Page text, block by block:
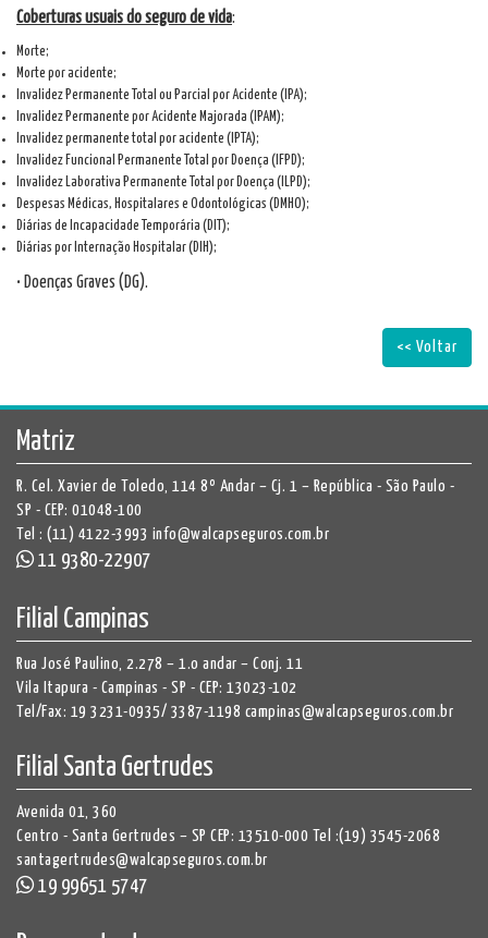
Coberturas usuais do seguro de vida:
Morte;
Morte por acidente;
Invalidez Permanente Total ou Parcial por Acidente (IPA);
Invalidez Permanente por Acidente Majorada (IPAM);
Invalidez permanente total por acidente (IPTA);
Invalidez Funcional Permanente Total por Doença (IFPD);
Invalidez Laborativa Permanente Total por Doença (ILPD);
Despesas Médicas, Hospitalares e Odontológicas (DMHO);
Diárias de Incapacidade Temporária (DIT);
Diárias por Internação Hospitalar (DIH);
• Doenças Graves (DG).
<< Voltar
Matriz
R. Cel. Xavier de Toledo, 114 8º Andar – Cj. 1 – República - São Paulo -
SP - CEP: 01048-100
Tel : (11) 4122-3993 info@walcapseguros.com.br
11 9380-22907
Filial Campinas
Rua José Paulino, 2.278 – 1.o andar – Conj. 11
Vila Itapura - Campinas - SP - CEP: 13023-102
Tel/Fax: 19 3231-0935/ 3387-1198 campinas@walcapseguros.com.br
Filial Santa Gertrudes
Avenida 01, 360
Centro - Santa Gertrudes – SP CEP: 13510-000
Tel :(19) 3545-2068
santagertrudes@walcapseguros.com.br
19 99651 5747